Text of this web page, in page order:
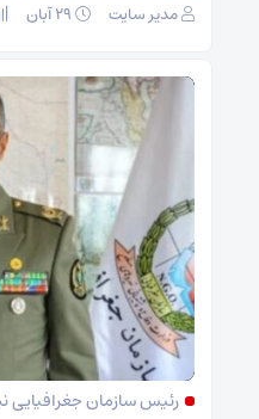
مدیر سایت
رئیس سازمان